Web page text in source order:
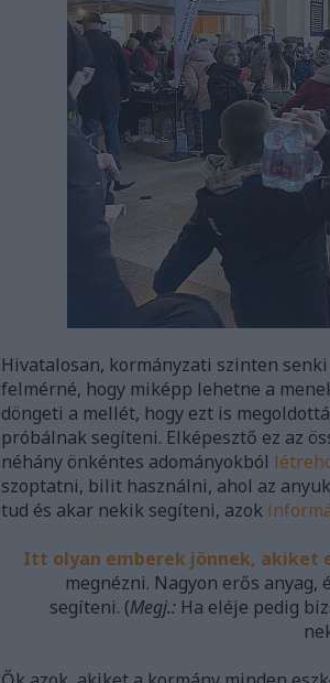
Hivatalosan, kormányzati szinten
felmérné, hogy miképp lehetne a
döngeti a mellét, hogy ezt is
próbálnak segíteni. Elképesztő ez az
néhány önkéntes adományokból
szoptatni, bilit használni, ahol az
tud és akar nekik segíteni, azok
Itt olyan emberek jönnek, akiket
megnézni. Nagyon erős
segíteni. (Megj.: Ha eléje pedig